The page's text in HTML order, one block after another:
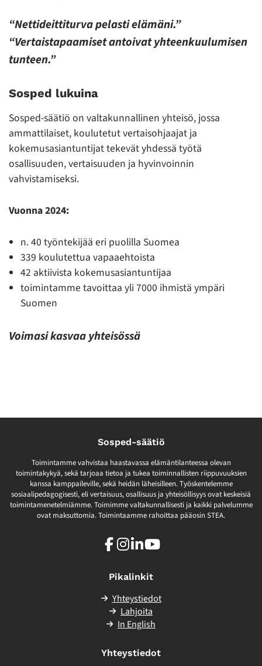
“Nettideittiturva pelasti elämäni.”
“Vertaistapaamiset antoivat yhteenkuulumisen
tunteen.”
Sosped lukuina
Sosped-säätiö on valtakunnallinen yhteisö, jossa
ammattilaiset, koulutetut vertaisohjaajat ja
kokemusasiantuntijat tekevät yhdessä työtä
osallisuuden, vertaisuuden ja hyvinvoinnin
vahvistamiseksi.
Vuonna 2024:
n. 40 työntekijää eri puolilla Suomea
339 koulutettua vapaaehtoista
42 aktiivista kokemusasiantuntijaa
toimintamme tavoittaa yli 7000 ihmistä ympäri
Suomen
Voimasi kasvaa yhteisössä
Sosped-säätiö
Toimintamme vahvistaa haastavassa elämäntilanteessa olevan
toimintakykyä, sekä tarjoaa tietoa ja tukea toiminnallisten riippuvuuksien
kanssa kamppaileville, sekä heidän läheisilleen. Työskentelemme
sosiaalipedagogisesti, eli vertaisuus, osallisuus ja yhteisöllisyys ovat keskeisiä
toimintamenetelmiämme. Toimimme valtakunnallisesti ja kaikki palvelumme
ovat maksuttomia. Toimintaamme rahoittaa pääosin STEA.
Facebook
Instagram
LinkedInYoutube
Pikalinkit
Yhteystiedot
Lahjoita
In English
Yhteystiedot